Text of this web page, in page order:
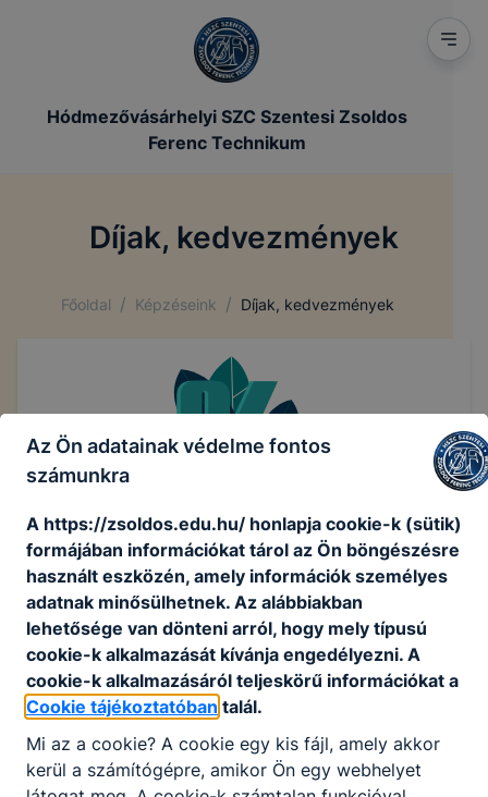
Hódmezővásárhelyi SZC Szentesi Zsoldos
Ferenc Technikum
Díjak, kedvezmények
Főoldal / Képzéseink / Díjak, kedvezmények
Díjak
Zsoldos díj
Az Ön adatainak védelme fontos
számunkra
A https://zsoldos.edu.hu/ honlapja cookie-k (sütik)
formájában információkat tárol az Ön böngészésre
használt eszközén, amely információk személyes
adatnak minősülhetnek. Az alábbiakban
lehetősége van dönteni arról, hogy mely típusú
cookie-k alkalmazását kívánja engedélyezni. A
cookie-k alkalmazásáról teljeskörű információkat a
Cookie tájékoztatóban talál.
Mi az a cookie? A cookie egy kis fájl, amely akkor
kerül a számítógépre, amikor Ön egy webhelyet